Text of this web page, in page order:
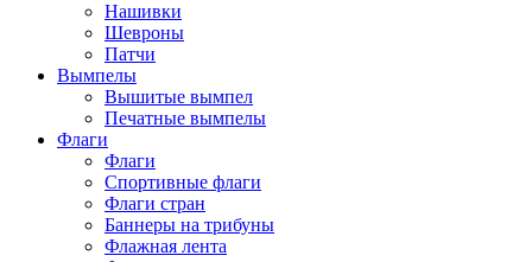
Нашивки
Шевроны
Патчи
Вымпелы
Вышитые вымпел
Печатные вымпелы
Флаги
Флаги
Спортивные флаги
Флаги стран
Баннеры на трибуны
Флажная лента